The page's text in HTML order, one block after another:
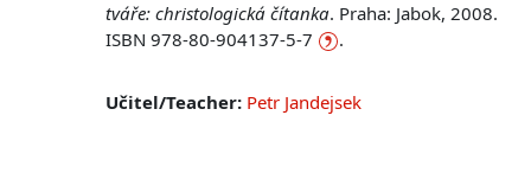
tváře: christologická čítanka. Praha: Jabok, 2008.
ISBN 978-80-904137-5-7
.
Učitel/Teacher: Petr Jandejsek